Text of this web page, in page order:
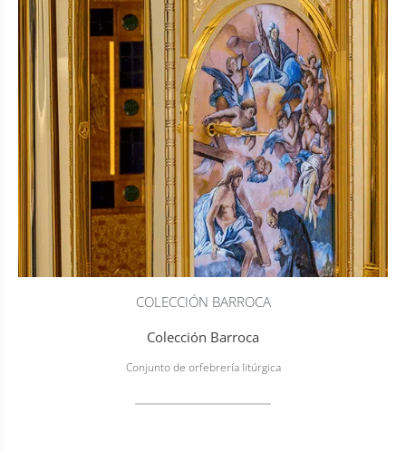
COLECCIÓN BARROCA
Colección Barroca
Conjunto de orfebrería litúrgica